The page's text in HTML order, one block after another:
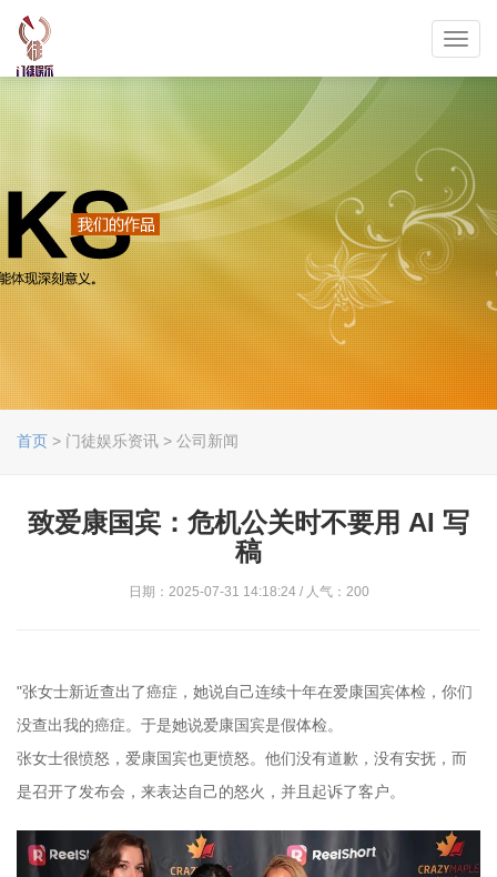
首页 > 门徒娱乐资讯 > 公司新闻
致爱康国宾：危机公关时不要用 AI 写
稿
日期：2025-07-31 14:18:24 / 人气：200
"张女士新近查出了癌症，她说自己连续十年在爱康国宾体检，你们
没查出我的癌症。于是她说爱康国宾是假体检。
张女士很愤怒，爱康国宾也更愤怒。他们没有道歉，没有安抚，而
是召开了发布会，来表达自己的怒火，并且起诉了客户。